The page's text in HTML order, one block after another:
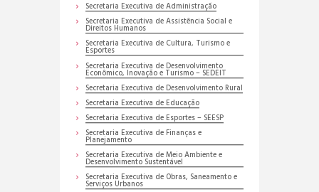
Secretaria Executiva de Administração
Secretaria Executiva de Assistência Social e
Direitos Humanos
Secretaria Executiva de Cultura, Turismo e
Esportes
Secretaria Executiva de Desenvolvimento
Econômico, Inovação e Turismo – SEDEIT
Secretaria Executiva de Desenvolvimento Rural
Secretaria Executiva de Educação
Secretaria Executiva de Esportes – SEESP
Secretaria Executiva de Finanças e
Planejamento
Secretaria Executiva de Meio Ambiente e
Desenvolvimento Sustentável
Secretaria Executiva de Obras, Saneamento e
Serviços Urbanos